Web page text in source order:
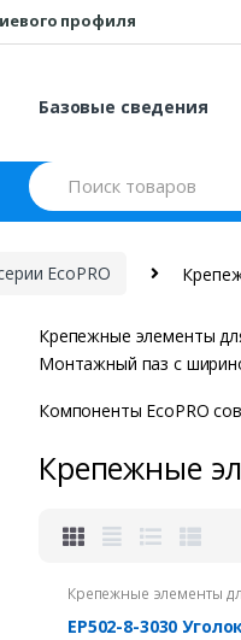
профиля
Базовые сведения
Искать:
EcoPRO
Крепежные элементы
Монтажный паз с
Компоненты EcoPRO
Крепежные
Крепежные элементы
EP502-8-3030